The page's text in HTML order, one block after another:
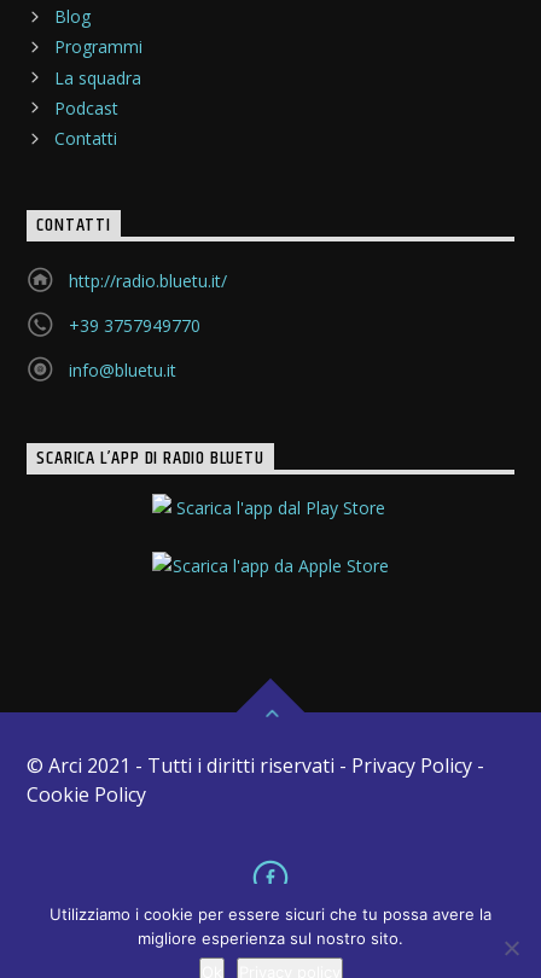
Blog
Programmi
La squadra
Podcast
Contatti
CONTATTI
http://radio.bluetu.it/
+39 3757949770
info@bluetu.it
SCARICA L’APP DI RADIO BLUETU
© Arci 2021 - Tutti i diritti riservati - Privacy Policy -
Cookie Policy
Utilizziamo i cookie per essere sicuri che tu possa avere la
migliore esperienza sul nostro sito.